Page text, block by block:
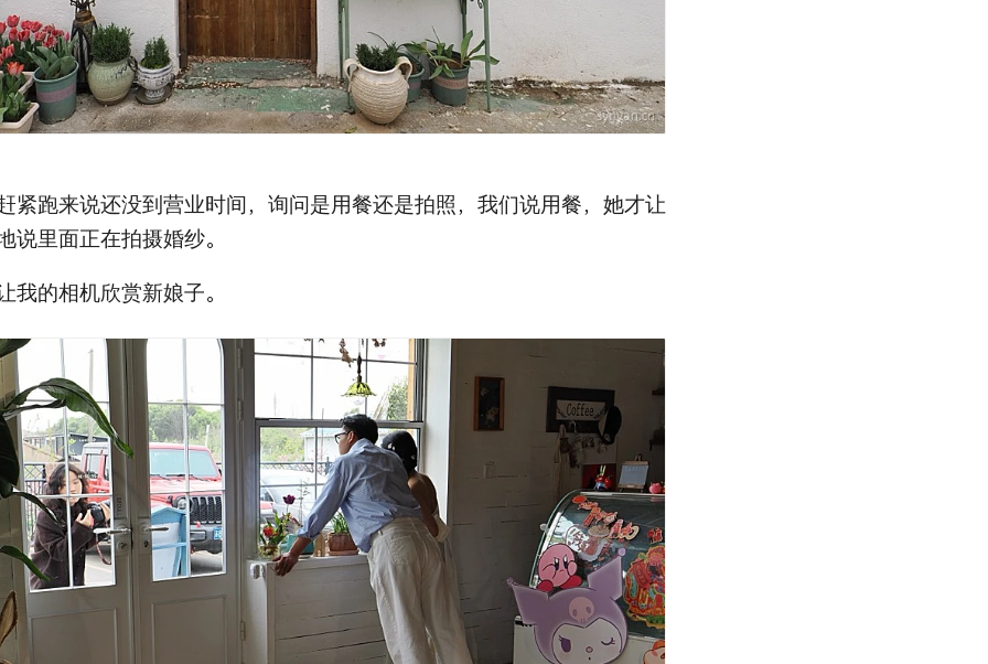
紧跑来说还没到营业时间，询问是用餐还是拍照，我们说用餐，她才让
说里面正在拍摄婚纱。
我的相机欣赏新娘子。